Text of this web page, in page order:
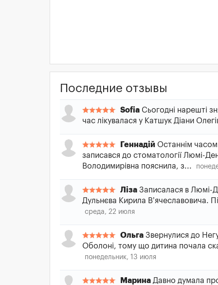
Последние отзывы
Sofia Сьогодні нарешті
час лікувалася у Катшук Діани
Геннадій Останнім
записався до стоматології Люмі-
Володимирівна пояснила, з...
Ліза Записалася в Люмі-
Дульнєва Кирила В’ячеславовича.
среда, 22 июля
Ольга Звернулися до
Оболоні, тому що дитина почала
понедельник, 13 июля
Марина Давно думала